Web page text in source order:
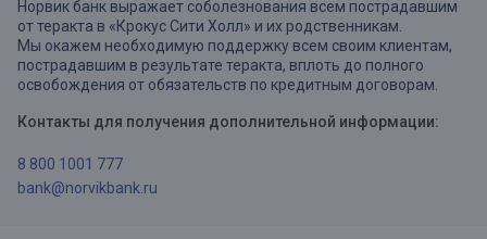
Норвик банк выражает соболезнования всем пострадавшим
от теракта в «Крокус Сити Холл» и их родственникам.
Мы окажем необходимую поддержку всем своим клиентам,
пострадавшим в результате теракта, вплоть до полного
освобождения от обязательств по кредитным договорам.
Контакты для получения дополнительной информации:
8 800 1001 777
bank@norvikbank.ru